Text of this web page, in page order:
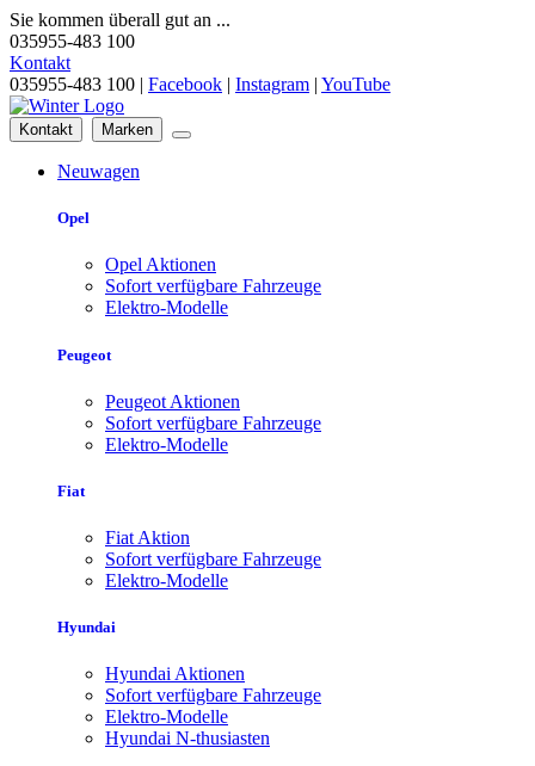
Sie kommen überall gut an ...
035955-483 100
Kontakt
035955-483 100 | Facebook | Instagram | YouTube
Kontakt Marken
Neuwagen
Opel
Opel Aktionen
Sofort verfügbare Fahrzeuge
Elektro-Modelle
Peugeot
Peugeot Aktionen
Sofort verfügbare Fahrzeuge
Elektro-Modelle
Fiat
Fiat Aktion
Sofort verfügbare Fahrzeuge
Elektro-Modelle
Hyundai
Hyundai Aktionen
Sofort verfügbare Fahrzeuge
Elektro-Modelle
Hyundai N-thusiasten